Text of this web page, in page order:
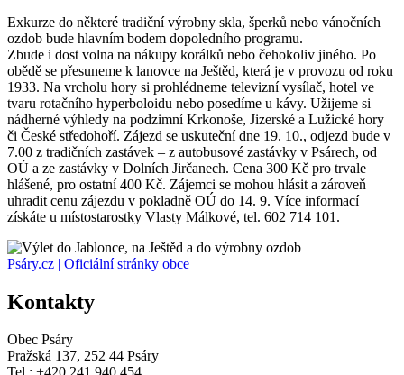
Exkurze do některé tradiční výrobny skla, šperků nebo vánočních
ozdob bude hlavním bodem dopoledního programu.
Zbude i dost volna na nákupy korálků nebo čehokoliv jiného. Po
obědě se přesuneme k lanovce na Ještěd, která je v provozu od roku
1933. Na vrcholu hory si prohlédneme televizní vysílač, hotel ve
tvaru rotačního hyperboloidu nebo posedíme u kávy. Užijeme si
nádherné výhledy na podzimní Krkonoše, Jizerské a Lužické hory
či České středohoří. Zájezd se uskuteční dne 19. 10., odjezd bude v
7.00 z tradičních zastávek – z autobusové zastávky v Psárech, od
OÚ a ze zastávky v Dolních Jirčanech. Cena 300 Kč pro trvale
hlášené, pro ostatní 400 Kč. Zájemci se mohou hlásit a zároveň
uhradit cenu zájezdu v pokladně OÚ do 14. 9. Více informací
získáte u místostarostky Vlasty Málkové, tel. 602 714 101.
Psáry.cz | Oficiální stránky obce
Kontakty
Obec Psáry
Pražská 137, 252 44 Psáry